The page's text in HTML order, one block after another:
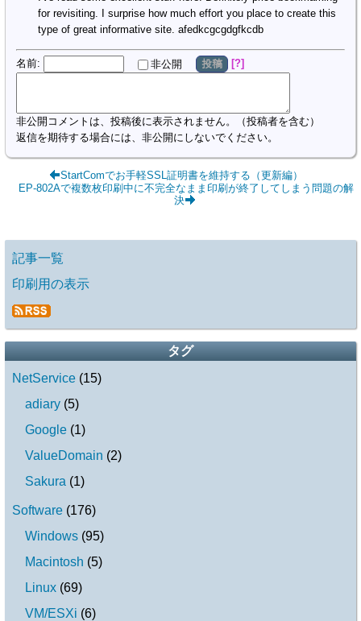
for revisiting. I surprise how much effort you place to create this
type of great informative site. afedkcgcgdgfkcdb
名前: 非公開 投稿 ?
非公開コメントは、投稿後に表示されません。（投稿者を含む）
返信を期待する場合には、非公開にしないでください。
StartComでお手軽SSL証明書を維持する（更新編）
EP-802Aで複数枚印刷中に不完全なまま印刷が終了してしまう問題の解
決
記事一覧
印刷用の表示
タグ
NetService (15)
adiary (5)
Google (1)
ValueDomain (2)
Sakura (1)
Software (176)
Windows (95)
Macintosh (5)
Linux (69)
VM/ESXi (6)